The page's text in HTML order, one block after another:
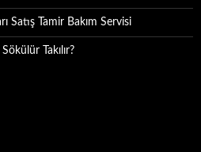
Satış Tamir Bakım Servisi
Takılır?